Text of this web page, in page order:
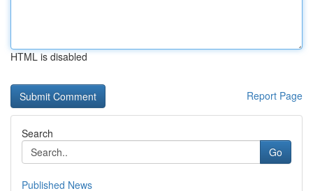
HTML is disabled
Report Page
Search
Go
Published News